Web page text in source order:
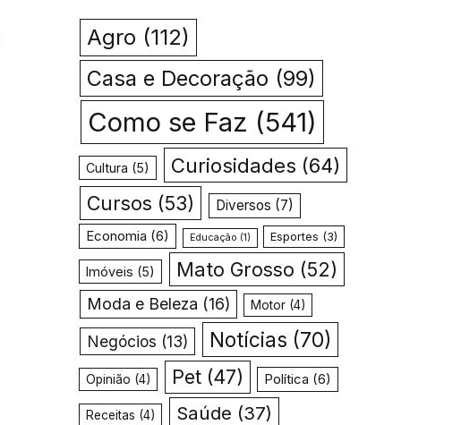
Agro (112)
Casa e Decoração (99)
Como se Faz (541)
Cultura (5) Curiosidades (64)
Cursos (53) Diversos (7)
Economia (6) Educação (1) Esportes (3)
Imóveis (5) Mato Grosso (52)
Moda e Beleza (16) Motor(4)
Negócios (13) Notícias (70)
Opinião (4) Pet(47) Política (6)
Receitas (4) Saúde (37)